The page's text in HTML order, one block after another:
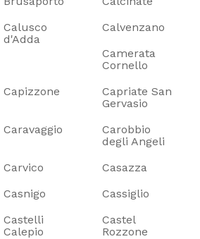
Calusco
d'Adda
Calvenzano
Camerata
Cornello
Capizzone
Capriate San
Gervasio
Caravaggio
Carobbio
degli Angeli
Carvico
Casazza
Casnigo
Cassiglio
Castelli
Calepio
Castel
Rozzone